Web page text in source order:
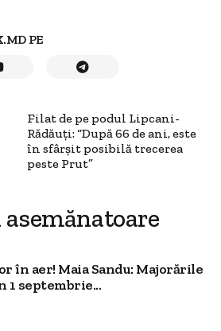
PE
Filat de pe podul Lipcani-
Rădăuţi: “După 66 de ani, este
în sfârşit posibilă trecerea
peste Prut”
asemănatoare
în aer! Maia Sandu: Majorările
1 septembrie...